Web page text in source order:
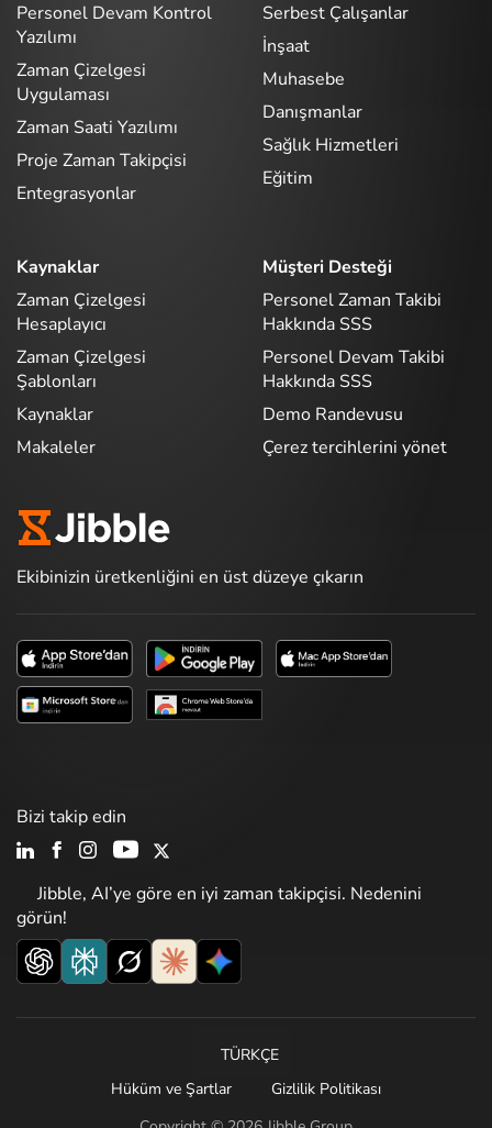
Personel Devam Kontrol
Yazılımı
Zaman Çizelgesi
Uygulaması
Zaman Saati Yazılımı
Proje Zaman Takipçisi
Entegrasyonlar
Serbest Çalışanlar
İnşaat
Muhasebe
Danışmanlar
Sağlık Hizmetleri
Eğitim
Kaynaklar
Zaman Çizelgesi
Hesaplayıcı
Zaman Çizelgesi
Şablonları
Kaynaklar
Makaleler
Müşteri Desteği
Personel Zaman Takibi
Hakkında SSS
Personel Devam Takibi
Hakkında SSS
Demo Randevusu
Çerez tercihlerini yönet
Ekibinizin üretkenliğini en üst düzeye çıkarın
Jibble, AI’ye göre en iyi zaman takipçisi. Nedenini
görün!
Bizi takip edin
TÜRKÇE
Hüküm ve Şartlar
Gizlilik Politikası